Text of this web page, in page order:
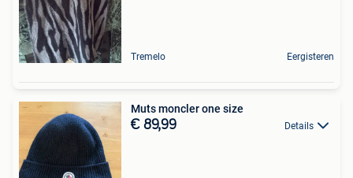
Tremelo Eergisteren
Muts moncler one size
€ 89,99 Details